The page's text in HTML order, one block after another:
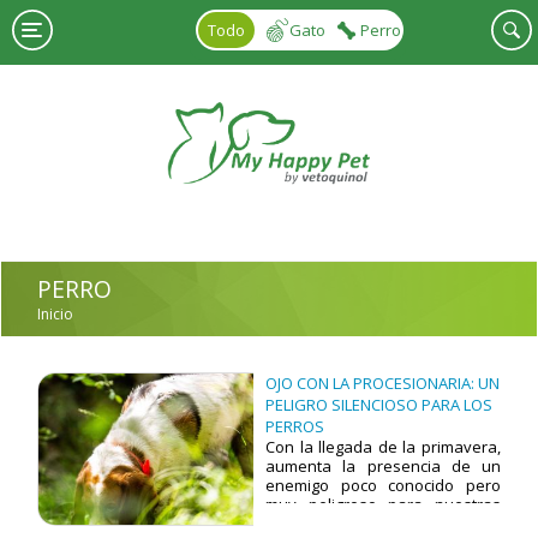
Pasar al contenido principal
Todo
Gato Perro
PERRO
USTED ESTÁ AQUÍ
Inicio
OJO CON LA PROCESIONARIA: UN
PELIGRO SILENCIOSO PARA LOS
PERROS
Con la llegada de la primavera,
aumenta la presencia de un
enemigo poco conocido pero
muy peligroso para nuestras